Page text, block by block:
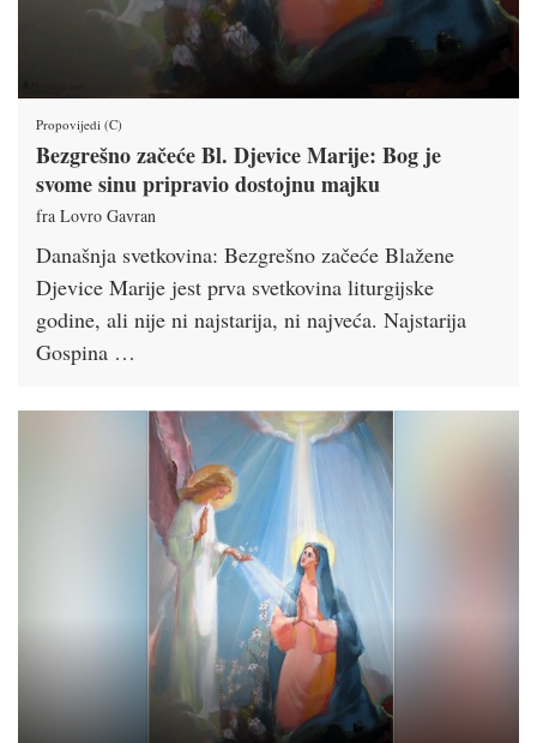
Propovijedi (C)
Bezgrešno začeće Bl. Djevice Marije: Bog je
svome sinu pripravio dostojnu majku
fra Lovro Gavran
Današnja svetkovina: Bezgrešno začeće Blažene
Djevice Marije jest prva svetkovina liturgijske
godine, ali nije ni najstarija, ni najveća. Najstarija
Gospina …